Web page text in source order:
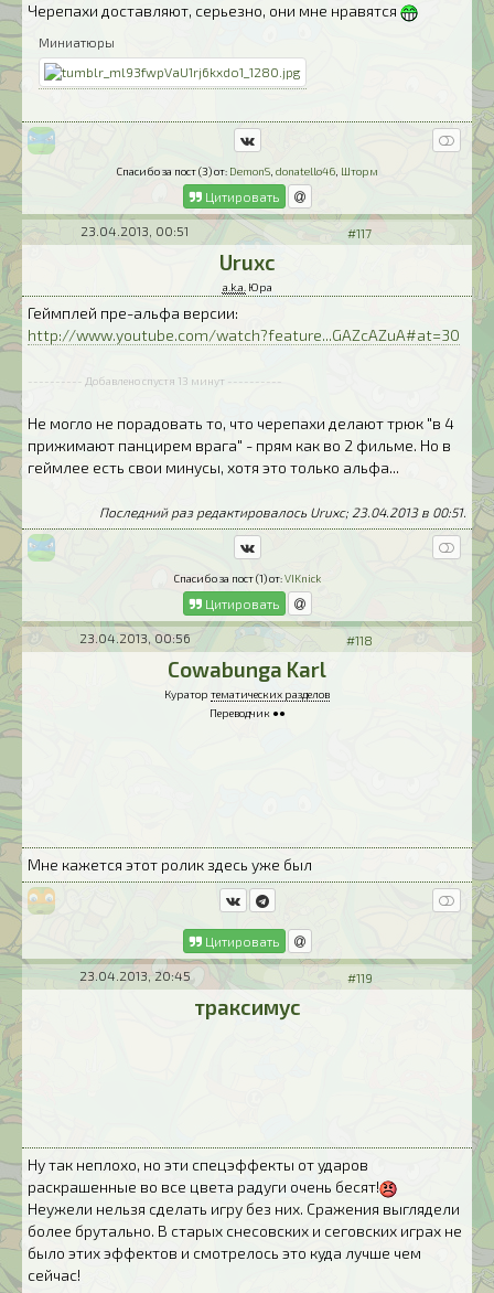
Черепахи доставляют, серьезно, они мне нравятся
Миниатюры
Спасибо за пост (3) от: DemonS donatello46 Шторм
Цитировать
23.04.2013, 00:51 #117
Uruxc
a.k.a. Юра
Геймплей пре-альфа версии:
http://www.youtube.com/watch?feature...GAZcAZuA#at=30
---------- Добавлено спустя 13 минут ----------
Не могло не порадовать то, что черепахи делают трюк "в 4
прижимают панцирем врага" - прям как во 2 фильме. Но в
геймлее есть свои минусы, хотя это только альфа...
Последний раз редактировалось Uruxc; 23.04.2013 в 00:51.
Спасибо за пост (1) от:VIKnick
Цитировать
23.04.2013, 00:56 #118
Cowabunga Karl
Куратор тематических разделов
Переводчик ●●
Мне кажется этот ролик здесь уже был
Цитировать
23.04.2013, 20:45 #119
траксимус
Ну так неплохо, но эти спецэффекты от ударов
раскрашенные во все цвета радуги очень бесят!
Неужели нельзя сделать игру без них. Сражения выглядели
более брутально. В старых снесовских и сеговских играх не
было этих эффектов и смотрелось это куда лучше чем
сейчас!